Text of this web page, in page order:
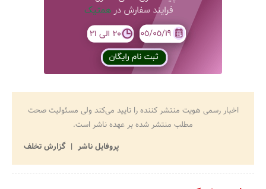
اخبار رسمی هویت منتشر کننده را تایید می‌کند ولی مسئولیت صحت
مطلب منتشر شده بر عهده ناشر است.
پروفایل ناشر
گزارش تخلف